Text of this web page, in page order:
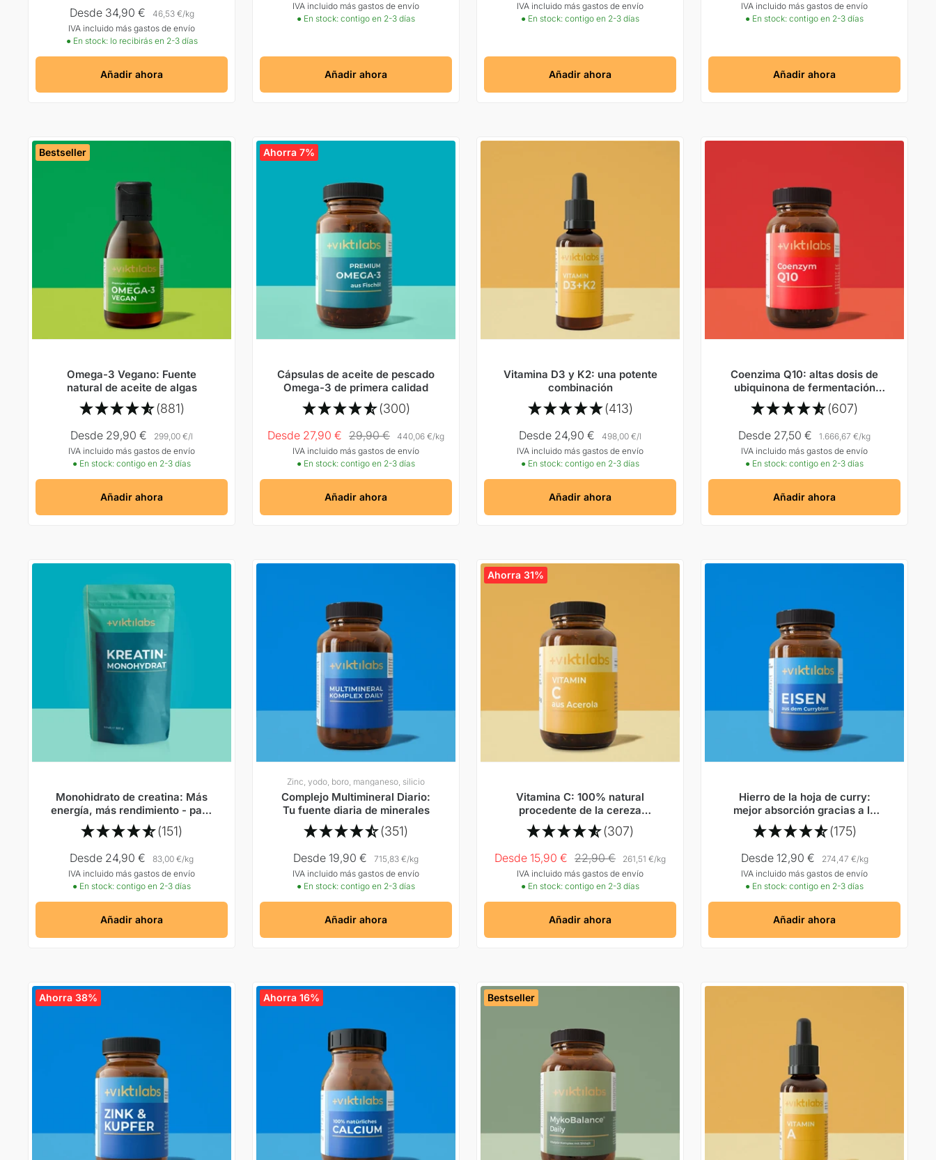
Precio
Oferta
Desde 34,90 € 46,53 €/kg
IVA incluido más gastos de envío
● En stock: lo recibirás en 2-3 días
Añadir ahora
Oferta
IVA incluido más gastos de envío
● En stock: contigo en 2-3 días
Añadir ahora
Oferta
IVA incluido más gastos de envío
● En stock: contigo en 2-3 días
Añadir ahora
Oferta
IVA incluido más gastos de envío
● En stock: contigo en 2-3 días
Añadir ahora
Bestseller
Omega-3 Vegano: Fuente
natural de aceite de algas
(881)
Precio
Oferta
Desde 29,90 € 299,00 €/l
IVA incluido más gastos de envío
● En stock: contigo en 2-3 días
Añadir ahora
Ahorra 7%
Cápsulas de aceite de pescado
Omega-3 de primera calidad
(300)
Precio
Oferta
Desde 27,90 € Precio
normal
29,90 € 440,06 €/kg
IVA incluido más gastos de envío
● En stock: contigo en 2-3 días
Añadir ahora
Vitamina D3 y K2: una potente
combinación
(413)
Precio
Oferta
Desde 24,90 € 498,00 €/l
IVA incluido más gastos de envío
● En stock: contigo en 2-3 días
Añadir ahora
Coenzima Q10: altas dosis de
ubiquinona de fermentación
natural
(607)
Precio
Oferta
Desde 27,50 € 1.666,67 €/kg
IVA incluido más gastos de envío
● En stock: contigo en 2-3 días
Añadir ahora
Monohidrato de creatina: Más
energía, más rendimiento - para
el cuerpo y la mente
(151)
Precio
Oferta
Desde 24,90 € 83,00 €/kg
IVA incluido más gastos de envío
● En stock: contigo en 2-3 días
Añadir ahora
Zinc, yodo, boro, manganeso, silicio
Complejo Multimineral Diario:
Tu fuente diaria de minerales
(351)
Precio
Oferta
Desde 19,90 € 715,83 €/kg
IVA incluido más gastos de envío
● En stock: contigo en 2-3 días
Añadir ahora
Ahorra 31%
Vitamina C: 100% natural
procedente de la cereza
acerola con polifenoles
(307)
Precio
Oferta
Desde 15,90 € Precio
normal
22,90 € 261,51 €/kg
IVA incluido más gastos de envío
● En stock: contigo en 2-3 días
Añadir ahora
Hierro de la hoja de curry:
mejor absorción gracias a la
vitamina C natural
(175)
Precio
Oferta
Desde 12,90 € 274,47 €/kg
IVA incluido más gastos de envío
● En stock: contigo en 2-3 días
Añadir ahora
Ahorra 38% Ahorra 16% Bestseller